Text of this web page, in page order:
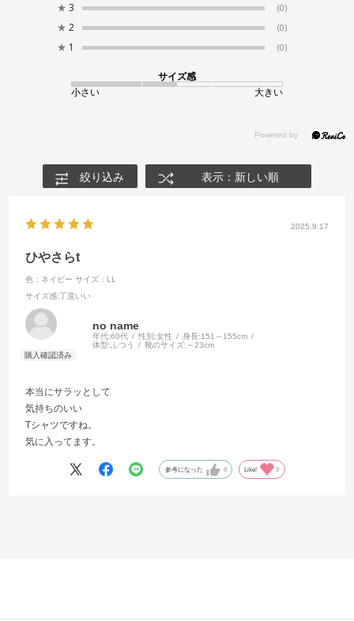
★ 3 (0)
★ 2 (0)
★ 1 (0)
サイズ感
小さい
大きい
絞り込み 表示：新しい順
2025.9.17
ひやさらt
色：ネイビー サイズ：LL
サイズ感:丁度いい
no name
年代:60代 性別:女性 身長:151～155cm
体型: ふつう 靴のサイズ: ～23cm
本当にサラッとして
気持ちのいい
Tシャツですね。
気に入ってます。
参考になった 0 Like! 0